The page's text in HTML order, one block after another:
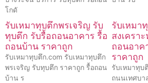
โกดั
รับเหมาทุบตึกพรเจริญ รับ
ทุบตึก รับรื้อถอนอาคาร รื้อ
ถอนบ้าน ราคาถูก
รับเหมาทุบตึก.com รับเหมาทุบตึก
พรเจริญ รับทุบตึก ราคาถูก รื้อถอน
บ้าน ร
รับเหมา
สงเครา
ถอนอาค
ราคาถูก
รับเหมาทุบ
ถนนเทศบา